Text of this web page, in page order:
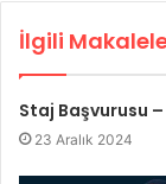
İlgili
Staj Başvurusu –
23 Aralık 2024